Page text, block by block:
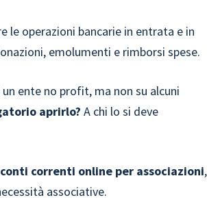
le operazioni bancarie in entrata e in
emolumenti e rimborsi spese.
ente no profit, ma non su alcuni
aprirlo? A chi lo si deve
correnti online per associazioni,
associative.